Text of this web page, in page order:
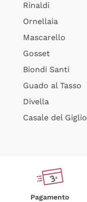
Rinaldi
Ornellaia
Mascarello
Gosset
Biondi Santi
Guado al Tasso
Divella
Casale del Giglio
Pagamento